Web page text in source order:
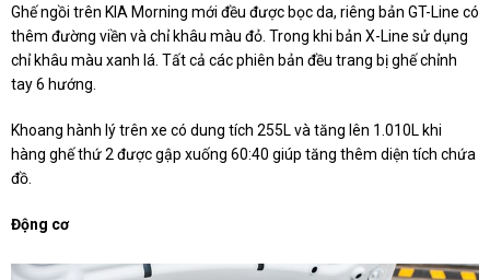
Ghế ngồi trên KIA Morning mới đều được bọc da, riêng bản GT-Line có
thêm đường viền và chỉ khâu màu đỏ. Trong khi bản X-Line sử dụng
chỉ khâu màu xanh lá. Tất cả các phiên bản đều trang bị ghế chỉnh
tay 6 hướng.
Khoang hành lý trên xe có dung tích 255L và tăng lên 1.010L khi
hàng ghế thứ 2 được gập xuống 60:40 giúp tăng thêm diện tích chứa
đồ.
Động cơ